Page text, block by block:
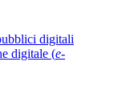
digitali
digitale (e-